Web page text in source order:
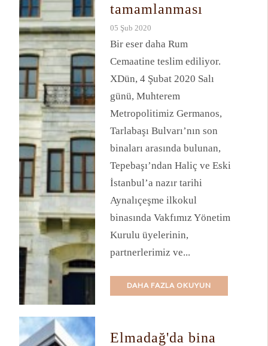
tamamlanması
05 Şub 2020
Bir eser daha Rum
Cemaatine teslim ediliyor.
ΧDün, 4 Şubat 2020 Salı
günü, Muhterem
Metropolitimiz Germanos,
Tarlabaşı Bulvarı’nın son
binaları arasında bulunan,
Tepebaşı’ndan Haliç ve Eski
İstanbul’a nazır tarihi
Aynalıçeşme ilkokul
binasında Vakfımız Yönetim
Kurulu üyelerinin,
partnerlerimiz ve...
DAHA FAZLA OKUYUN
Elmadağ'da bina